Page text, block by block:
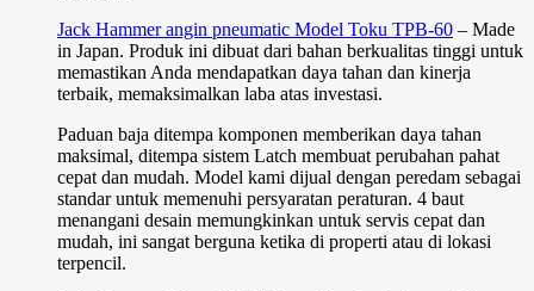
Jack Hammer angin pneumatic Model Toku TPB-60 – Made
in Japan. Produk ini dibuat dari bahan berkualitas tinggi untuk
memastikan Anda mendapatkan daya tahan dan kinerja
terbaik, memaksimalkan laba atas investasi.
Paduan baja ditempa komponen memberikan daya tahan
maksimal, ditempa sistem Latch membuat perubahan pahat
cepat dan mudah. Model kami dijual dengan peredam sebagai
standar untuk memenuhi persyaratan peraturan. 4 baut
menangani desain memungkinkan untuk servis cepat dan
mudah, ini sangat berguna ketika di properti atau di lokasi
terpencil.